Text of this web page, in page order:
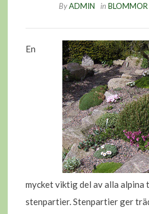
ByADMIN in BLOMMOR
En
mycket viktig del av alla alpina
stenpartier. Stenpartier ger